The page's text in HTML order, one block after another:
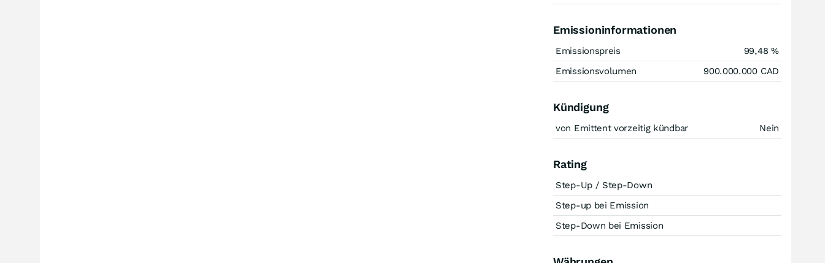
Emissioninformationen
Emissionspreis 99,48 %
Emissionsvolumen
900.000.000 CAD
Kündigung
von Emittent vorzeitig kündbar Nein
Rating
Step-Up / Step-Down
Step-up bei Emission
Step-Down bei Emission